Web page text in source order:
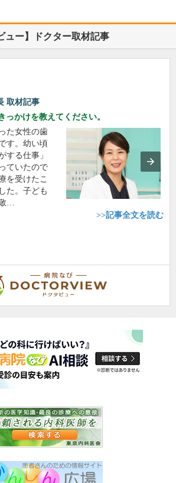
ュー】ドクター取材記事
取材記事
かけを教えてください。
た女性の歯
す。幼い頃
する仕事」
ていたので
を受けたこ
た。子ども
…
>>記事全文を読む